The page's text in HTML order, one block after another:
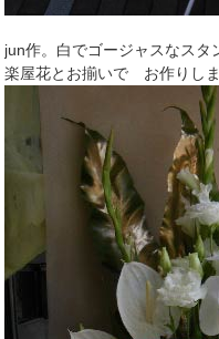
jun作。白でゴージャスなスタ
楽屋花とお揃いで お作りし